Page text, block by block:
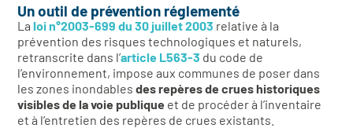
Un outil de prévention réglementé
Laloi n°2003-699 du 30 juillet 2003 relative à la
prévention des risques technologiques et naturels,
retranscrite dans l’article L563-3 du code de
l’environnement, impose aux communes de poser dans
les zones inondablesdes repères de crues historiques
visibles de la voie publique et de procéder à l’inventaire
et à l’entretien des repères de crues existants.